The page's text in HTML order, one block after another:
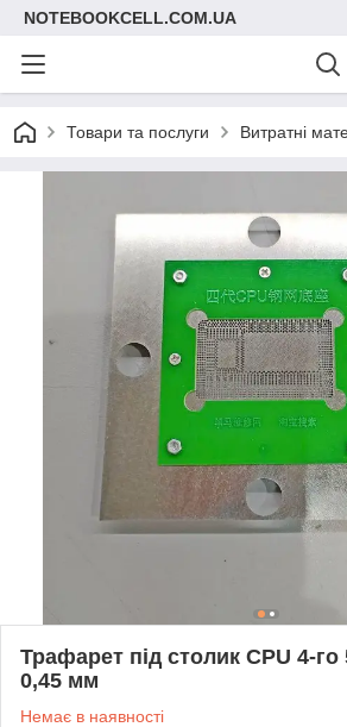
NOTEBOOKCELL.COM.UA
Товари та послуги Витратні
Трафарет під столик CPU 4-го
0,45 мм
Немає в наявності